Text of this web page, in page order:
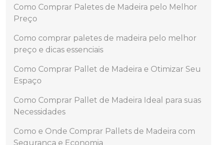
Como Comprar Paletes de Madeira pelo Melhor
Preço
Como comprar paletes de madeira pelo melhor
preço e dicas essenciais
Como Comprar Pallet de Madeira e Otimizar Seu
Espaço
Como Comprar Pallet de Madeira Ideal para suas
Necessidades
Como e Onde Comprar Pallets de Madeira com
Segurança e Economia